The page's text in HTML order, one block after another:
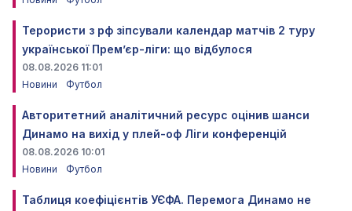
Терористи з рф зіпсували календар матчів 2 туру
української Прем’єр-ліги: що відбулося
08.08.2026 11:01
Новини
Футбол
Авторитетний аналітичний ресурс оцінив шанси
Динамо на вихід у плей-оф Ліги конференцій
08.08.2026 10:01
Новини
Футбол
Таблиця коефіцієнтів УЄФА. Перемога Динамо не